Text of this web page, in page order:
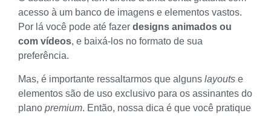
acesso à um banco de imagens e elementos vastos.
Por lá você pode até fazer designs animados ou
com vídeos, e baixá-los no formato de sua
preferência.
Mas, é importante ressaltarmos que alguns layouts e
elementos são de uso exclusivo para os assinantes do
plano premium. Então, nossa dica é que você pratique